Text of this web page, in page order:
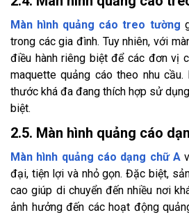
Màn hình quảng cáo treo tường
trong các gia đình. Tuy nhiên, với
điều hành riêng biệt để các đơn vị
maquette quảng cáo theo nhu
thước khá đa đang thích hợp sử
biệt.
2.5. Màn hình quảng cáo
Màn hình quảng cáo dạng chữ A
đại, tiện lợi và nhỏ gọn. Đặc biệt,
cao giúp di chuyển đến nhiều nơi
ảnh hưởng đến các hoạt động